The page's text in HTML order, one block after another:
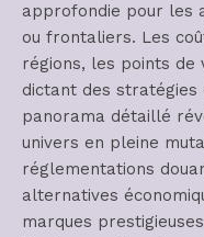
approfondie pour les
ou frontaliers. Les
régions, les points de
dictant des stratégies
panorama détaillé
univers en pleine
réglementations
alternatives
marques